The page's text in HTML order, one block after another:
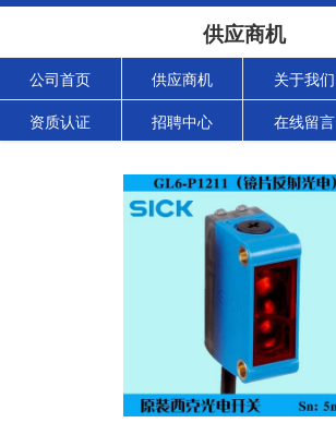
供应商机
公司首页 供应商机 关于我们
资质认证 招聘中心 在线留言